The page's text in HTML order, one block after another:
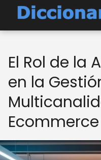
El Rol de la
en la
Ecommerce